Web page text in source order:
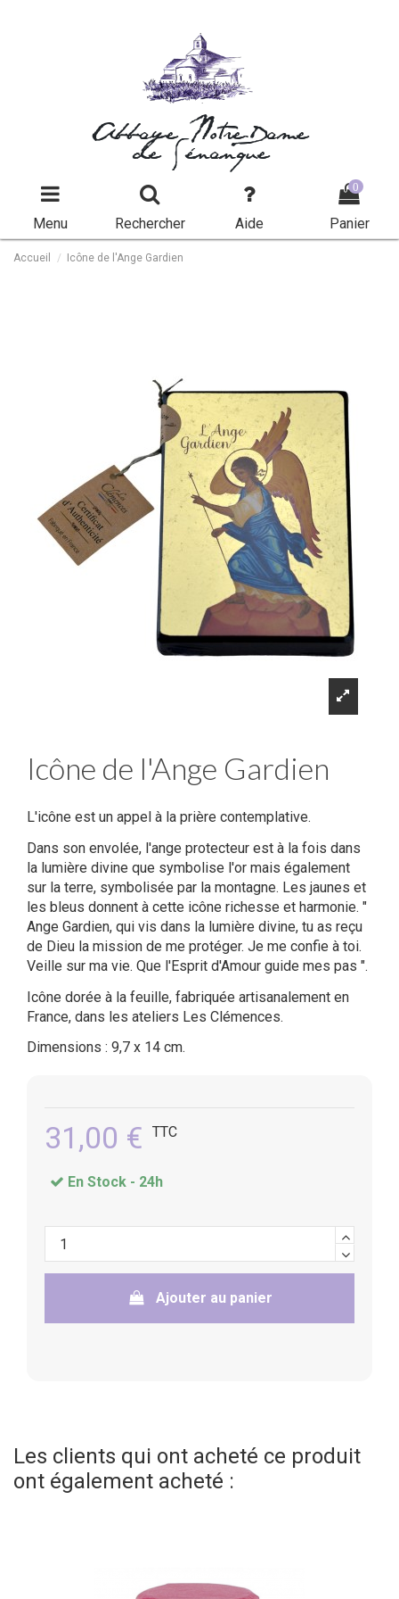
Abbaye Notre-Dame
de Sénanque
Menu Rechercher Aide
0
Panier
Accueil Icône de l'Ange Gardien
Icône de l'Ange Gardien
L'icône est un appel à la prière contemplative.
Dans son envolée, l'ange protecteur est à la fois dans
la lumière divine que symbolise l'or mais également
sur la terre, symbolisée par la montagne. Les jaunes et
les bleus donnent à cette icône richesse et harmonie. "
Ange Gardien, qui vis dans la lumière divine, tu as reçu
de Dieu la mission de me protéger. Je me confie à toi.
Veille sur ma vie. Que l'Esprit d'Amour guide mes pas ".
Icône dorée à la feuille, fabriquée artisanalement en
France, dans les ateliers Les Clémences.
Dimensions : 9,7 x 14 cm.
31,00 € TTC
En Stock - 24h
Ajouter au panier
Les clients qui ont acheté ce produit
ont également acheté :